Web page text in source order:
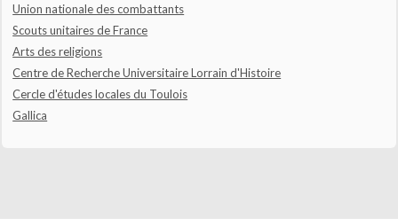
Union nationale des combattants
Scouts unitaires de France
Arts des religions
Centre de Recherche Universitaire Lorrain d'Histoire
Cercle d'études locales du Toulois
Gallica